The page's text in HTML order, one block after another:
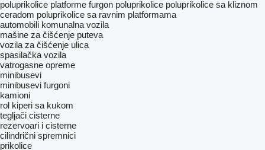
poluprikolice platforme furgon poluprikolice poluprikolice sa kliznom
ceradom poluprikolice sa ravnim platformama
automobili komunalna vozila
mašine za čišćenje puteva
vozila za čišćenje ulica
spasilačka vozila
vatrogasne opreme
minibusevi
minibusevi furgoni
kamioni
rol kiperi sa kukom
tegljači cisterne
rezervoari i cisterne
cilindrični spremnici
prikolice